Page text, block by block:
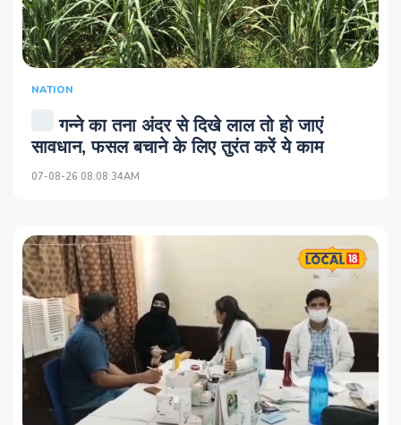
NATION
गन्ने का तना अंदर से दिखे लाल तो हो जाएं
सावधान, फसल बचाने के लिए तुरंत करें ये काम
07-08-26 08:08:34AM